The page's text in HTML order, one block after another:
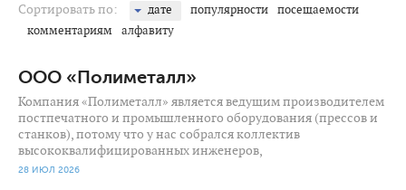
Сортировать по: дате популярности посещаемости
комментариям алфавиту
ООО «Полиметалл»
Компания «Полиметалл» является ведущим производителем
постпечатного и промышленного оборудования (прессов и
станков), потому что у нас собрался коллектив
высококвалифицированных инженеров,
28 ИЮЛ 2026